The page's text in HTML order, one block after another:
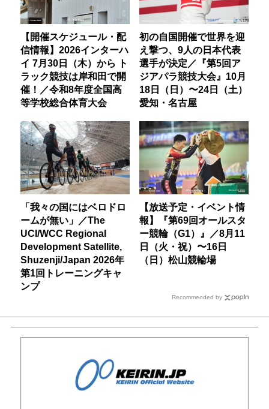
【開催スケジュール・配
信情報】2026インターハ
イ 7月30日（木）から ト
ラック競技は岸和田で開
催！／令和8年度全国高
等学校総合体育大会
初の自国開催で世界を迎
え撃つ、9人の日本代表
選手が決定／『第5回ア
ジアパラ競技大会』10月
18日（日）〜24日（土）
愛知・名古屋
「我々の国にはベロドロ
ームが無い」／The
UCI/WCC Regional
Development Satellite,
Shuzenji/Japan 2026年
第1回トレーニングキャ
ンプ
【放送予定・イベント情
報】『第69回オールスタ
ー競輪（G1）』／8月11
日（火・祝）〜16日
（日）松山競輪場
Recommended by